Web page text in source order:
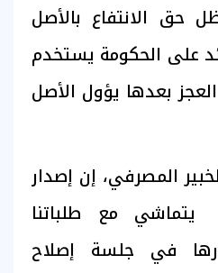
حق الانتفاع بالأصل
على الحكومة يستخدم
بعدها يؤول الأصل
المصرفي، إن إصدار
يتماشي مع طلباتنا
في جلسة إصلاح